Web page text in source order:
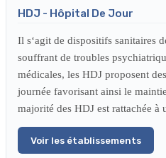
HDJ - Hôpital De Jour
Il s‘agit de dispositifs sanitaires
souffrant de troubles
médicales, les HDJ proposent
journée favorisant ainsi le
majorité des HDJ est rattachée à
Voir les établissements